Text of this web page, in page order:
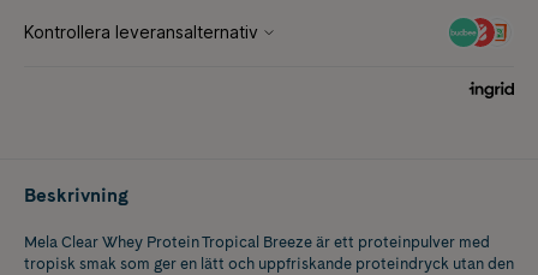
Beskrivning
Mela Clear Whey Protein Tropical Breeze är ett proteinpulver med
tropisk smak som ger en lätt och uppfriskande proteindryck utan den